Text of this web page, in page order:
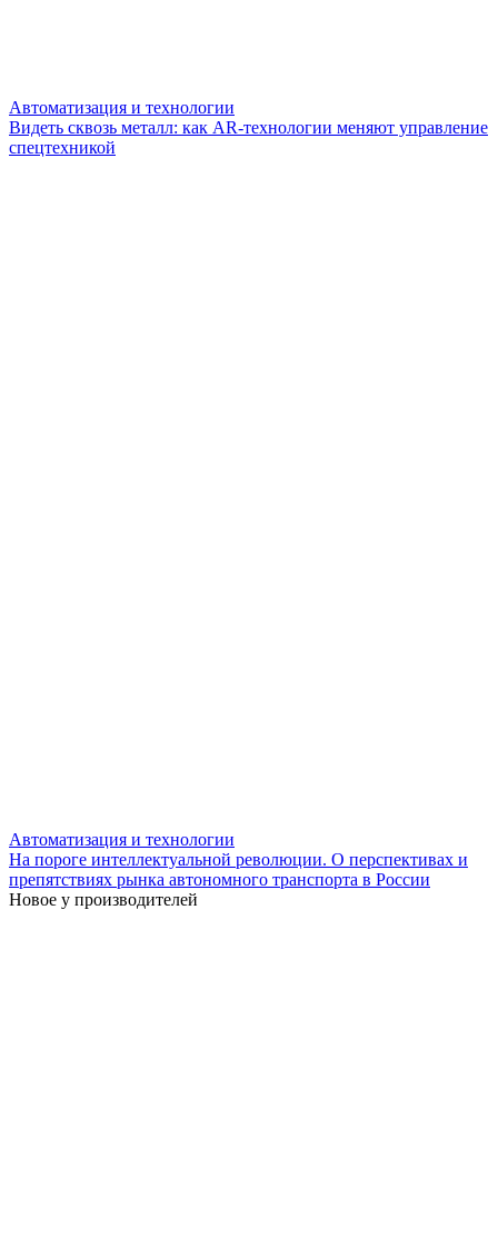
Автоматизация и технологии
Видеть сквозь металл: как AR-технологии меняют управление
спецтехникой
Автоматизация и технологии
На пороге интеллектуальной революции. О перспективах и
препятствиях рынка автономного транспорта в России
Новое у производителей